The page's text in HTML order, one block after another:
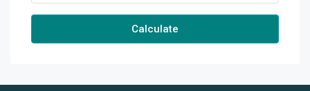
Calculate